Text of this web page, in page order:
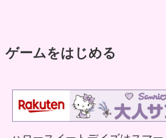
ゲームをはじめる